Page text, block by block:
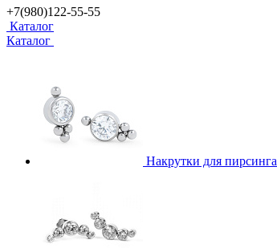
+7(980)122-55-55
Каталог
Каталог
Накрутки для пирсинга